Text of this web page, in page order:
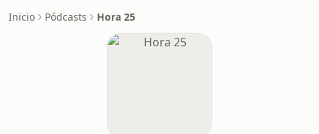
Inicio Pódcasts Hora 25